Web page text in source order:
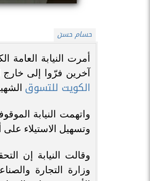
حسام حسن
آخرين فرّوا إلى
الكويت للتسوق
واتهمت النيابة
وتسهيل الاستيلاء
وقالت النيابة إن
وزارة التجارة